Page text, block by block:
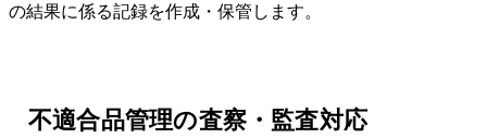
の結果に係る記録を作成・保管します。
不適合品管理の査察・監査対応